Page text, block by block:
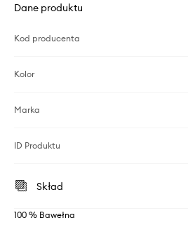
Dane produktu
Kod producenta
Kolor
Marka
ID Produktu
Skład
100 % Bawełna